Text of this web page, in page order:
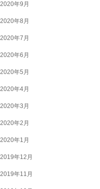
2020年9月
2020年8月
2020年7月
2020年6月
2020年5月
2020年4月
2020年3月
2020年2月
2020年1月
2019年12月
2019年11月